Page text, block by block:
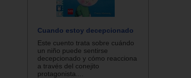
Cuando estoy decepcionado
Este cuento trata sobre cuándo
un niño puede sentirse
decepcionado y cómo reacciona
a través del conejito
protagonista....